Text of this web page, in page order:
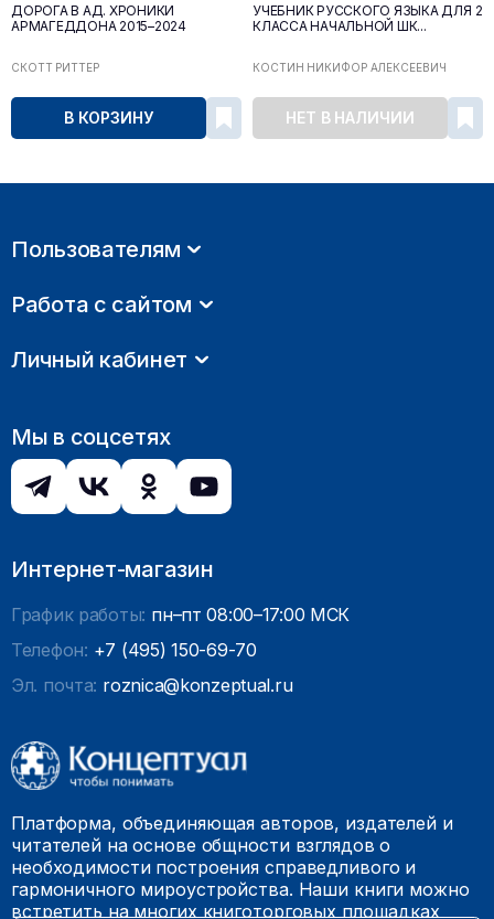
ДОРОГА В АД. ХРОНИКИ
АРМАГЕДДОНА 2015–2024
СКОТТ РИТТЕР
В КОРЗИНУ
УЧЕБНИК РУССКОГО ЯЗЫКА ДЛЯ 2
КЛАССА НАЧАЛЬНОЙ ШК...
КОСТИН НИКИФОР АЛЕКСЕЕВИЧ
НЕТ В НАЛИЧИИ
Пользователям
Работа с сайтом
Личный кабинет
Мы в соцсетях
Интернет-магазин
График работы: пн–пт 08:00–17:00 МСК
Телефон: +7 (495) 150-69-70
Эл. почта: roznica@konzeptual.ru
Платформа, объединяющая авторов, издателей и
читателей на основе общности взглядов о
необходимости построения справедливого и
гармоничного мироустройства. Наши книги можно
встретить на многих книготорговых площадках